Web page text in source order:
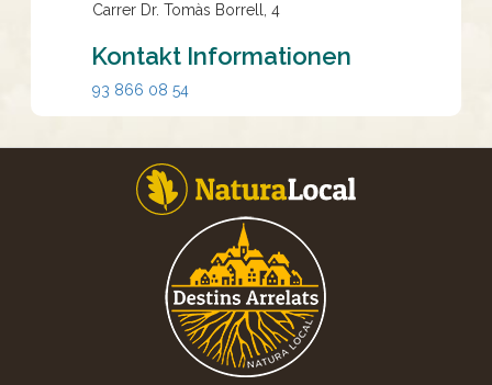
Carrer Dr. Tomàs Borrell, 4
Kontakt Informationen
93 866 08 54